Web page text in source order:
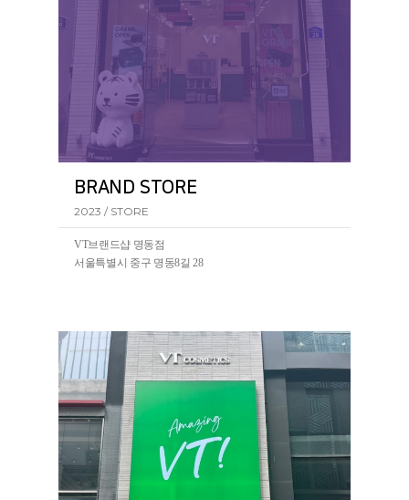
BRAND STORE
2023 / STORE
VT브랜드샵 명동점
서울특별시 중구 명동8길 28
VT브랜드샵 명동점에서 리들샷을 포함한 VT의 전 제품
을 만나볼 수 있습니다.
ㆍVT코스메틱 명동점
서울 중구 명동8길 28 VT코스메틱 명동점
ㆍ VT코스메틱 유네스코점
서울 중구 명동길 5-1 VT코스메틱 유네스코점
5-1
ㆍVT코스메틱 동대문점